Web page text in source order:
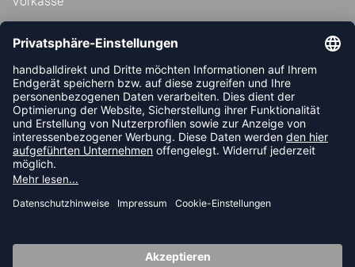
ABONNIERE JETZT DEN KOSTENLOSEN
HANDBALLDIREKT-NEWSLETTER UND VERPASSE KEINE
NEUIGKEIT ODER AKTION MEHR.
JETZT ANMELDEN